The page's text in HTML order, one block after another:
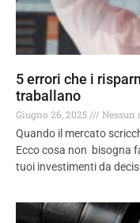
5 errori che i
traballano
Giugno 26, 2025
Nessun
Quando il mercato
Ecco cosa non bisogna
tuoi investimenti da